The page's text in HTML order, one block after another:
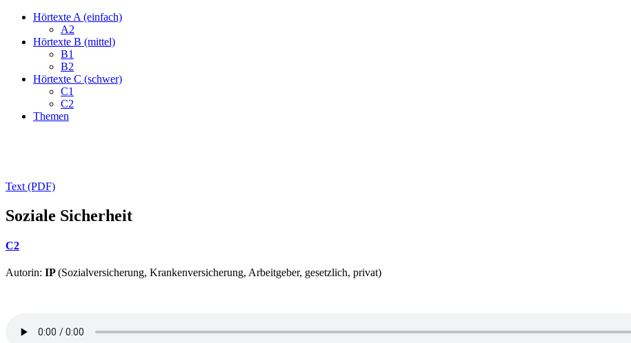
Hörtexte A (einfach)
A2
Hörtexte B (mittel)
B1
B2
Hörtexte C (schwer)
C1
C2
Themen
Text (PDF)
Soziale Sicherheit
C2
Autorin: IP(Sozialversicherung, Krankenversicherung, Arbeitgeber, gesetzlich, privat)